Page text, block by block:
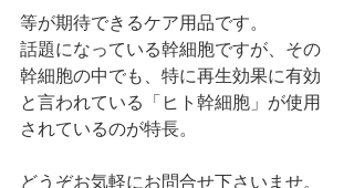
等が期待できるケア用品です。
話題になっている幹細胞ですが、その
幹細胞の中でも、特に再生効果に有効
と言われている「ヒト幹細胞」が使用
されているのが特長。
どうぞお気軽にお問合せ下さいませ。